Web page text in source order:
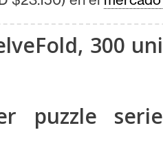
300
puzzle